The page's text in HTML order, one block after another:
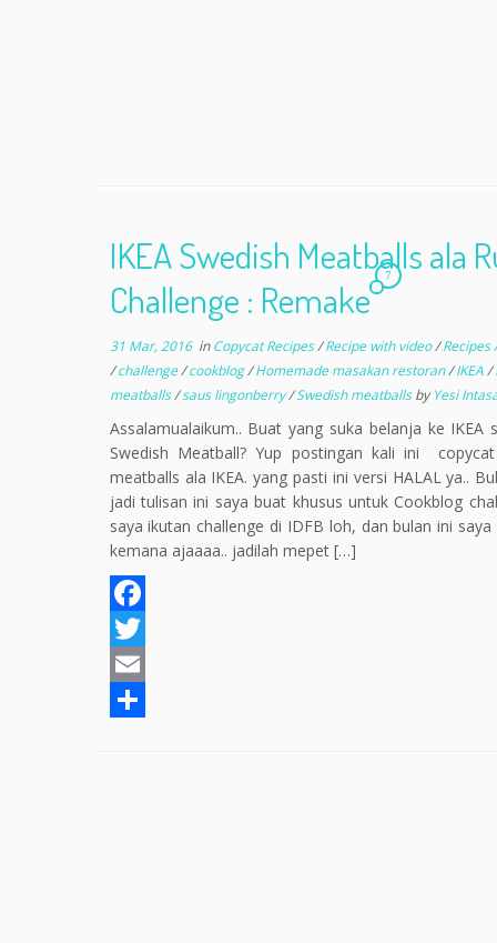
IKEA Swedish Meatballs ala
Challenge : Remake
7
31 Mar, 2016inCopycat Recipes/Recipe with video/Recipes
/challenge/cookblog/Homemade masakan restoran/IKEA/
meatballs/saus lingonberry/Swedish meatballsbyYesi
Assalamualaikum.. Buat yang suka belanja ke
Swedish Meatball? Yup postingan kali ini
meatballs ala IKEA. yang pasti ini versi HALAL ya..
jadi tulisan ini saya buat khusus untuk Cookblog
saya ikutan challenge di IDFB loh, dan bulan ini
kemana ajaaaa.. jadilah mepet […]
F
aT
w
E